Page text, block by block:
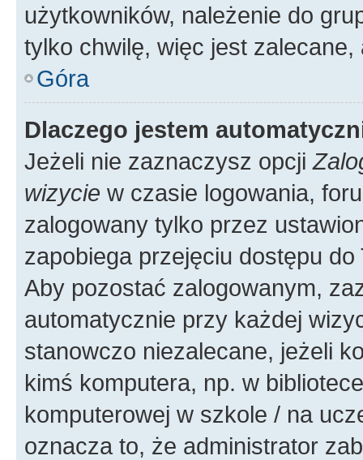
użytkowników, należenie do
tylko chwilę, więc jest zalecane,
Góra
Dlaczego jestem
Jeżeli nie zaznaczysz opcji
wizycie w czasie logowania,
zalogowany tylko przez
zapobiega przejęciu dostępu
Aby pozostać zalogowanym,
automatycznie przy każdej
stanowczo niezalecane, jeżeli
kimś komputera, np. w
komputerowej w szkole / na
oznacza to, że administrator